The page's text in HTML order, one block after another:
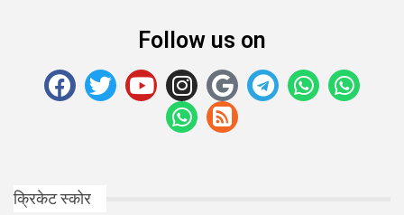
Follow us on
क्रिकेट स्कोर